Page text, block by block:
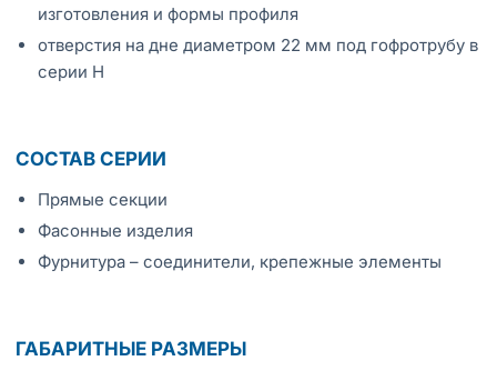
изготовления и формы профиля
отверстия на дне диаметром 22 мм под гофротрубу в
серии Н
СОСТАВ СЕРИИ
Прямые секции
Фасонные изделия
Фурнитура – соединители, крепежные элементы
ГАБАРИТНЫЕ РАЗМЕРЫ